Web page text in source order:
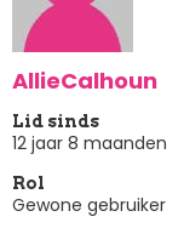
AllieCalhoun
Lid sinds
12 jaar 8 maanden
Rol
Gewone gebruiker